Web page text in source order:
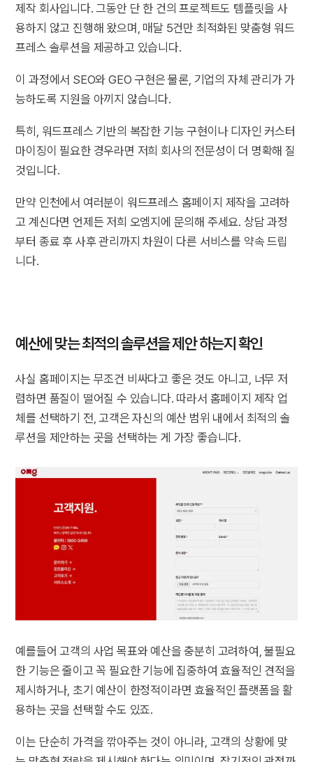
제작 회사입니다. 그동안 단 한 건의 프로젝트도 템플릿을 사
용하지 않고 진행해 왔으며, 매달 5건만 최적화된 맞춤형 워드
프레스 솔루션을 제공하고 있습니다.
이 과정에서 SEO와 GEO 구현은 물론, 기업의 자체 관리가 가
능하도록 지원을 아끼지 않습니다.
특히, 워드프레스 기반의 복잡한 기능 구현이나 디자인 커스터
마이징이 필요한 경우라면 저희 회사의 전문성이 더 명확해 질
것입니다.
만약 인천에서 여러분이 워드프레스 홈페이지 제작을 고려하
고 계신다면 언제든 저희 오엠지에 문의해 주세요. 상담 과정
부터 종료 후 사후 관리까지 차원이 다른 서비스를 약속 드립
니다.
예산에 맞는 최적의 솔루션을 제안 하는지 확인
사실 홈페이지는 무조건 비싸다고 좋은 것도 아니고, 너무 저
렴하면 품질이 떨어질 수 있습니다. 따라서 홈페이지 제작 업
체를 선택하기 전, 고객은 자신의 예산 범위 내에서 최적의 솔
루션을 제안하는 곳을 선택하는 게 가장 좋습니다.
예를들어 고객의 사업 목표와 예산을 충분히 고려하여, 불필요
한 기능은 줄이고 꼭 필요한 기능에 집중하여 효율적인 견적을
제시하거나, 초기 예산이 한정적이라면 효율적인 플랫폼을 활
용하는 곳을 선택할 수도 있죠.
이는 단순히 가격을 깎아주는 것이 아니라, 고객의 상황에 맞